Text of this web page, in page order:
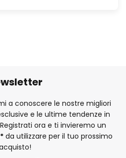
a conoscere le nostre migliori
e le ultime tendenze in
ora e ti invieremo un
*da utilizzare per il tuo prossimo